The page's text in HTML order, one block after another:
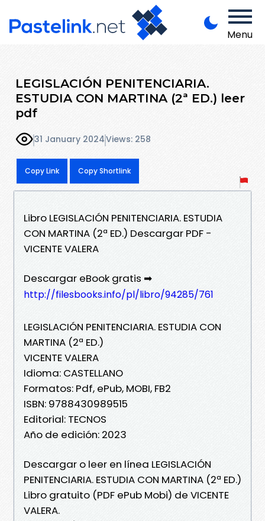
Menu
LEGISLACIÓN PENITENCIARIA.
ESTUDIA CON MARTINA (2ª ED.) leer
pdf
31 January 2024Views: 258
Copy Link Copy Shortlink
Libro LEGISLACIÓN PENITENCIARIA. ESTUDIA
CON MARTINA (2ª ED.) Descargar PDF -
VICENTE VALERA
Descargar eBook gratis ➡
http://filesbooks.info/pl/libro/94285/761
LEGISLACIÓN PENITENCIARIA. ESTUDIA CON
MARTINA (2ª ED.)
VICENTE VALERA
Idioma: CASTELLANO
Formatos: Pdf, ePub, MOBI, FB2
ISBN: 9788430989515
Editorial: TECNOS
Año de edición: 2023
Descargar o leer en línea LEGISLACIÓN
PENITENCIARIA. ESTUDIA CON MARTINA (2ª ED.)
Libro gratuito (PDF ePub Mobi) de VICENTE
VALERA.